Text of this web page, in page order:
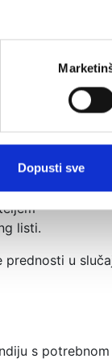
Dopusti sve
koja su
dužni
studenti koji
listi.
u
s